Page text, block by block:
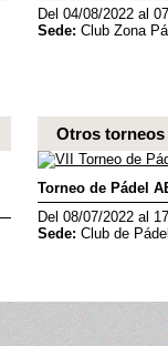
Del 04/08/2022 al
Sede: Club Zona
Otros torneos
Torneo de Pádel
Del 08/07/2022 al
Sede: Club de